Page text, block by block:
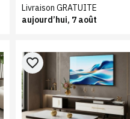
Livraison GRATUITE
aujourd’hui, 7 août
favorite_border